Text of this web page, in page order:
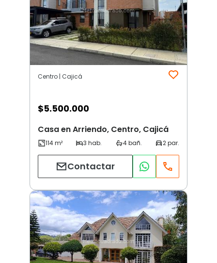
Centro | Cajicá
$5.500.000
Casa en Arriendo, Centro, Cajicá
Contactar